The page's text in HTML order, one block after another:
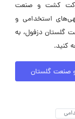
کشت و صنعت
استخدامی و
دزفول، به
کنید.
صنعت گلستان